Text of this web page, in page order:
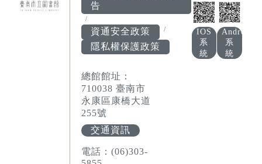
告
資通安全政策
隱私權保護政策
總館館址：
710038 臺南市
永康區康橋大道
255號
交通資訊
電話：(06)303-
IOS
系
統
Android
系
統